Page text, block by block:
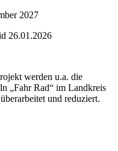
2027
26.01.2026
werden u.a. die
„Fahr Rad“ im Landkreis
und reduziert.